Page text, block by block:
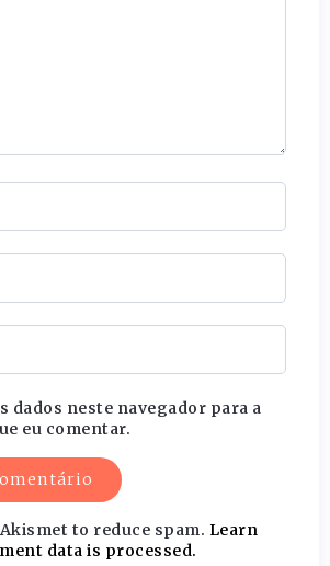
dados neste navegador para a
eu comentar.
to reduce spam. Learn
data is processed.